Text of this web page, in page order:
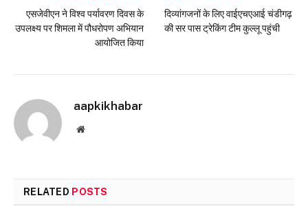
एसजेवीएन ने विश्व पर्यावरण दिवस के
उपलक्ष्य पर शिमला में पौधरोपण अभियान
आयोजित किया
दिव्यांगजनों के लिए वाईएचएआई चंडीगढ़
की सर पास ट्रेकिंग टीम कुल्लू पहुंची
aapkikhabar
Website
RELATED POSTS